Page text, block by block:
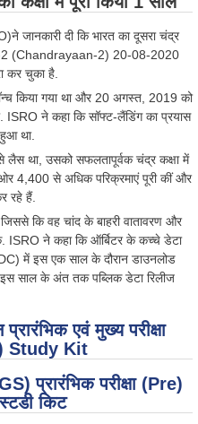
जानकारी दी कि भारत का दूसरा चंद्र
2 (Chandrayaan-2) 20-08-2020
कर चुका है.
किया गया था और 20 अगस्त, 2019 को
ISRO ने कहा कि सॉफ्ट-लैंडिंग का प्रयास
था.
लैस था, उसको सफलतापूर्वक चंद्र कक्षा में
4,400 से अधिक परिक्रमाएं पूरी कीं और
रहे हैं.
कि वह चांद के बाहरी वातावरण और
ISRO ने कहा कि ऑर्बिटर के कच्चे डेटा
में इस एक साल के दौरान डाउनलोड
इस साल के अंत तक पब्लिक डेटा रिलीज
एवं मुख्य परीक्षा
Study Kit
प्रारंभिक परीक्षा (Pre)
किट